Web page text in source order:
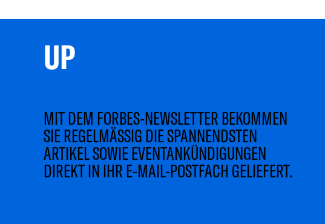
UP
MIT DEM FORBES-NEWSLETTER BEKOMMEN
SIE REGELMÄSSIG DIE SPANNENDSTEN
ARTIKEL SOWIE EVENTANKÜNDIGUNGEN
DIREKT IN IHR E-MAIL-POSTFACH GELIEFERT.